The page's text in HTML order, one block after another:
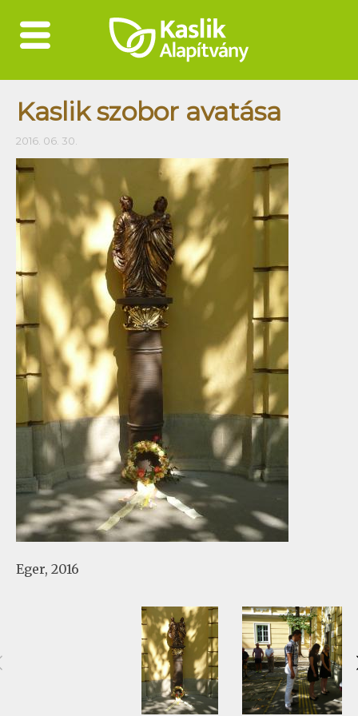
Az Alapítványról
Kaslik Editről
Az Alapítvány adatai
Pályázati lehetőség
Kaslik Gabi-ösztöndíjasok
Kaslik Edit-ösztöndíjasok
Dokumentumok
Hírek, események
Kaslik szobor avatása
2016. 06. 30.
Eger, 2016